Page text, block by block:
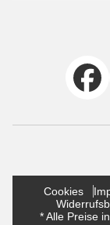
Cookies
* Alle Preise